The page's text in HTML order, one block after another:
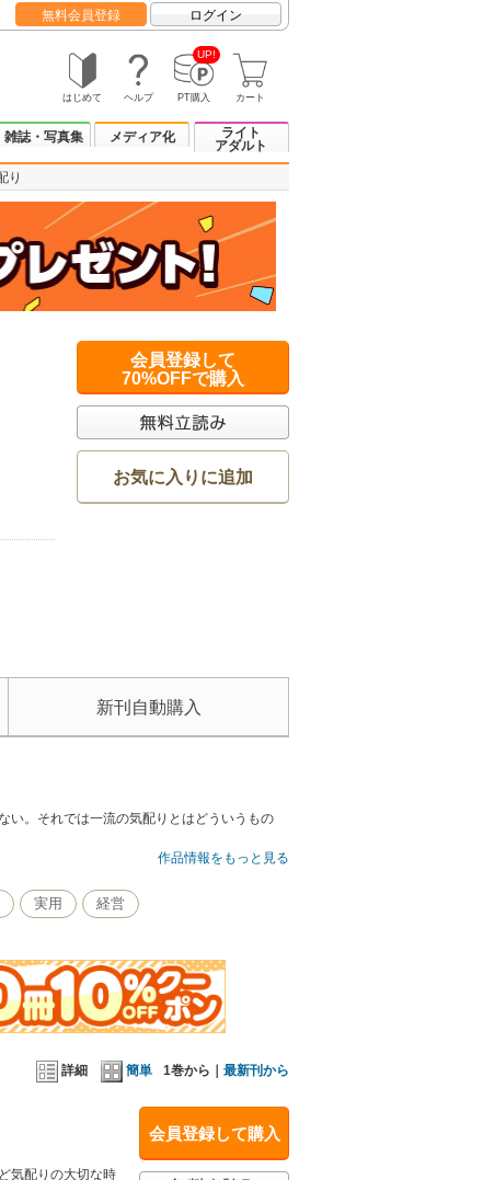
無料会員登録 ログイン
はじめて ヘルプ
UP!
PT購入 カート
雑誌・写真集 メディア化
ライト
アダルト
り
会員登録して
70%OFFで購入
お気に入りに追加
新刊自動購入
い。それでは一流の気配りとはどういうもの
作品情報をもっと見る
実用 経営
詳細 簡単 1巻から｜ 最新刊から
会員登録して購入
気配りの大切な時